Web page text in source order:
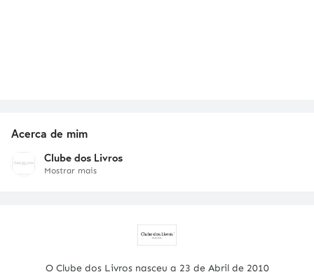
Acerca de mim
Clube dos Livros
Mostrar mais
O Clube dos Livros nasceu a 23 de Abril de 2010